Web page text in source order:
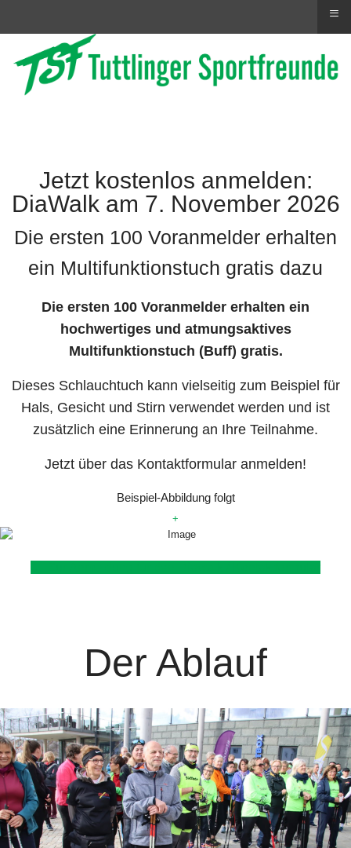
Jetzt kostenlos anmelden:
DiaWalk am 7. November 2026
Die ersten 100 Voranmelder erhalten
ein Multifunktionstuch gratis dazu
Die ersten 100 Voranmelder erhalten ein
hochwertiges und atmungsaktives
Multifunktionstuch (Buff) gratis.
Dieses Schlauchtuch kann vielseitig zum Beispiel für
Hals, Gesicht und Stirn verwendet werden und ist
zusätzlich eine Erinnerung an Ihre Teilnahme.
Jetzt über das Kontaktformular anmelden!
Beispiel-Abbildung folgt
+
Der Ablauf
≡